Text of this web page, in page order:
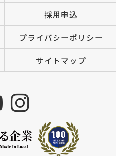
採用申込
プライバシーポリシー
サイトマップ